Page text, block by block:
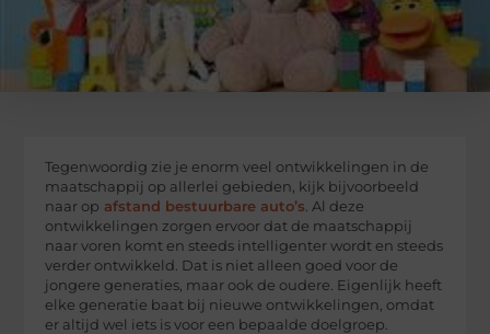
Tegenwoordig zie je enorm veel ontwikkelingen in de
maatschappij op allerlei gebieden, kijk bijvoorbeeld
naar op afstand bestuurbare auto’s . Al deze
ontwikkelingen zorgen ervoor dat de maatschappij
naar voren komt en steeds intelligenter wordt en steeds
verder ontwikkeld. Dat is niet alleen goed voor de
jongere generaties, maar ook de oudere. Eigenlijk heeft
elke generatie baat bij nieuwe ontwikkelingen, omdat
er altijd wel iets is voor een bepaalde doelgroep.